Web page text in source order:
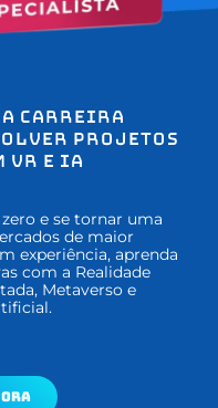
carreira
projetos
VR e IA
e se tornar uma
de maior
experiência, aprenda
com a Realidade
Metaverso e